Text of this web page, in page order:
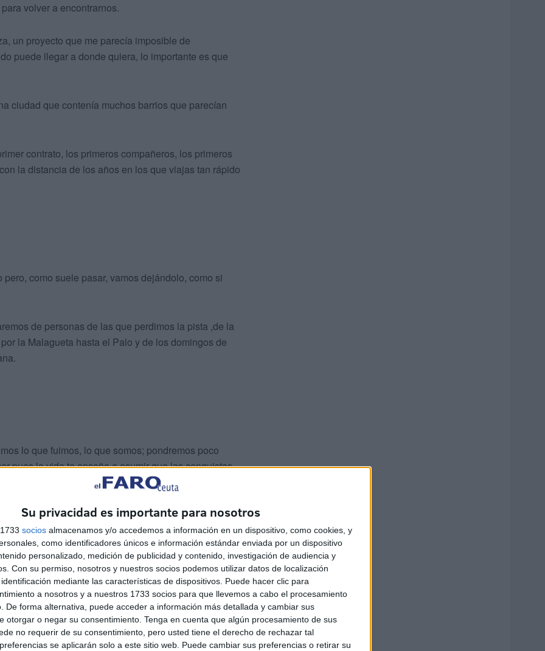
Su privacidad es importante para nosotros
socios almacenamos y/o accedemos a información en un dispositivo, como cookies, y
como identificadores únicos e información estándar enviada por un dispositivo
personalizado, medición de publicidad y contenido, investigación de audiencia y
Con su permiso, nosotros y nuestros socios podemos utilizar datos de localización
mediante las características de dispositivos. Puede hacer clic para
a nosotros y a nuestros 1733 socios para que llevemos a cabo el procesamiento
De forma alternativa, puede acceder a información más detallada y cambiar sus
otorgar o negar su consentimiento. Tenga en cuenta que algún procesamiento de sus
no requerir de su consentimiento, pero usted tiene el derecho de rechazar tal
se aplicarán solo a este sitio web. Puede cambiar sus preferencias o retirar su
volver a encontrarnos.
un proyecto que me parecía imposible de
puede llegar a donde quiera, lo importante es que
ciudad que contenía muchos barrios que parecían
contrato, los primeros compañeros, los primeros
la distancia de los años en los que viajas tan rápido
como suele pasar, vamos dejándolo, como si
de personas de las que perdimos la pista ,de la
la Malagueta hasta el Palo y de los domingos de
lo que fuimos, lo que somos; pondremos poco
pues la vida te enseña a asumir que las conquistas
de largo.
de tomar café: un mitad, una nube, largo, sombra.
esperan los montes de Málaga para tomar el plato
chorizo, huevos, patatas, morcilla y pimientos fritos.
de migas.